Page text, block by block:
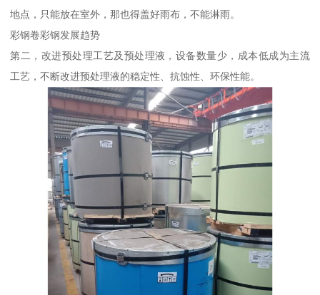
地点，只能放在室外，那也得盖好雨布，不能淋雨。
彩钢卷彩钢发展趋势
第二，改进预处理工艺及预处理液，设备数量少，成本低成为主流
工艺，不断改进预处理液的稳定性、抗蚀性、环保性能。